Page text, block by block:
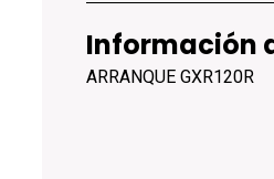
Información
ARRANQUE GXR120R